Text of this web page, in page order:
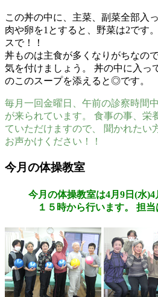
この丼の中に、主菜、副菜全部入
肉や卵を1とすると、野菜は2です
スで！！
丼ものは主食が多くなりがちなの
気を付けましょう。 丼の中に入っ
のこのスープを添えると◎です。
毎月一回金曜日、午前の診察時間
が来られています。 食事の事、栄
ていただけますので、 聞かれたい
お声かけください！！
今月の体操教室
今月の体操教室は4月9日(水)4
１５時から行います。 担当